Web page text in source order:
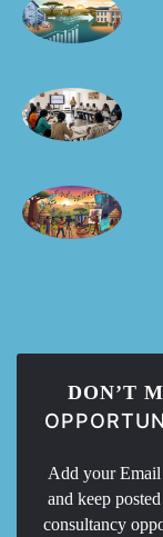
DON’T
Add your Email
and keep
consultancy